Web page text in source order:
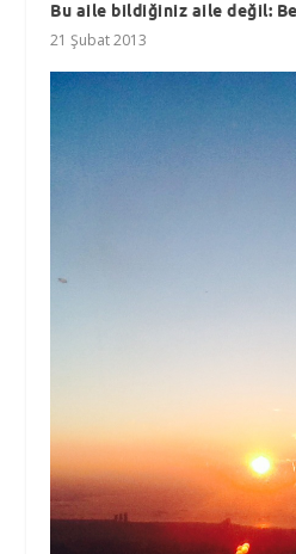
Bu aile bildiğiniz aile değil:
21 Şubat 2013